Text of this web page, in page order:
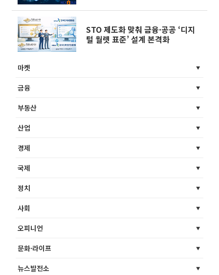
STO 제도화 맞춰 금융·공공 ‘디지
털 월렛 표준’ 설계 본격화
마켓
금융
부동산
산업
경제
국제
정치
사회
오피니언
문화·라이프
뉴스발전소